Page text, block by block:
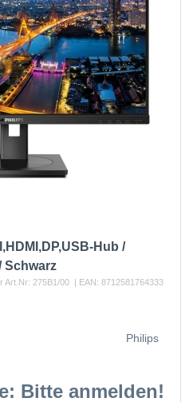
Hub /
Schwarz
Art.Nr: 275B1/00 | EAN: 8712581764333
Philips
Bitte anmelden!